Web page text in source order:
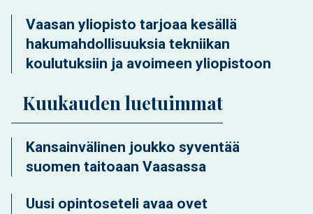
Vaasan yliopisto tarjoaa kesällä
hakumahdollisuuksia tekniikan
koulutuksiin ja avoimeen yliopistoon
Kuukauden luetuimmat
Kansainvälinen joukko syventää
suomen taitoaan Vaasassa
Uusi opintoseteli avaa ovet